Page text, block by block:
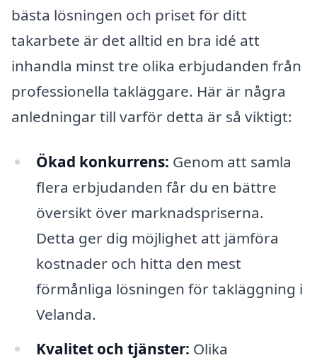
bästa lösningen och priset för ditt
takarbete är det alltid en bra idé att
inhandla minst tre olika erbjudanden från
professionella takläggare. Här är några
anledningar till varför detta är så viktigt:
Ökad konkurrens: Genom att samla
flera erbjudanden får du en bättre
översikt över marknadspriserna.
Detta ger dig möjlighet att jämföra
kostnader och hitta den mest
förmånliga lösningen för takläggning i
Velanda.
Kvalitet och tjänster: Olika